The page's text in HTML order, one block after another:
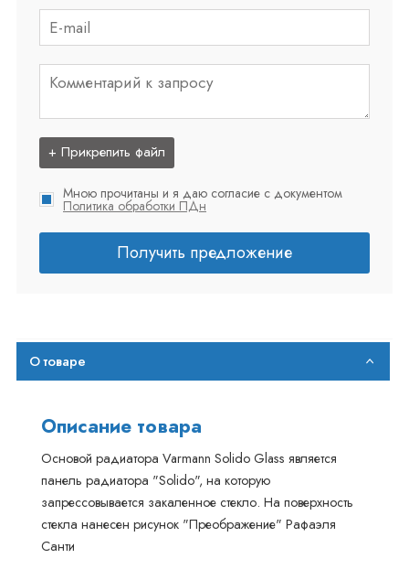
+ Прикрепить файл
Мною прочитаны и я даю согласие с документом
Политика обработки ПДн
Получить предложение
О товаре
Описание товара
Основой радиатора Varmann Solido Glass является
панель радиатора "Solido", на которую
запрессовывается закаленное стекло. На поверхность
стекла нанесен рисунок "Преображение" Рафаэля
Санти